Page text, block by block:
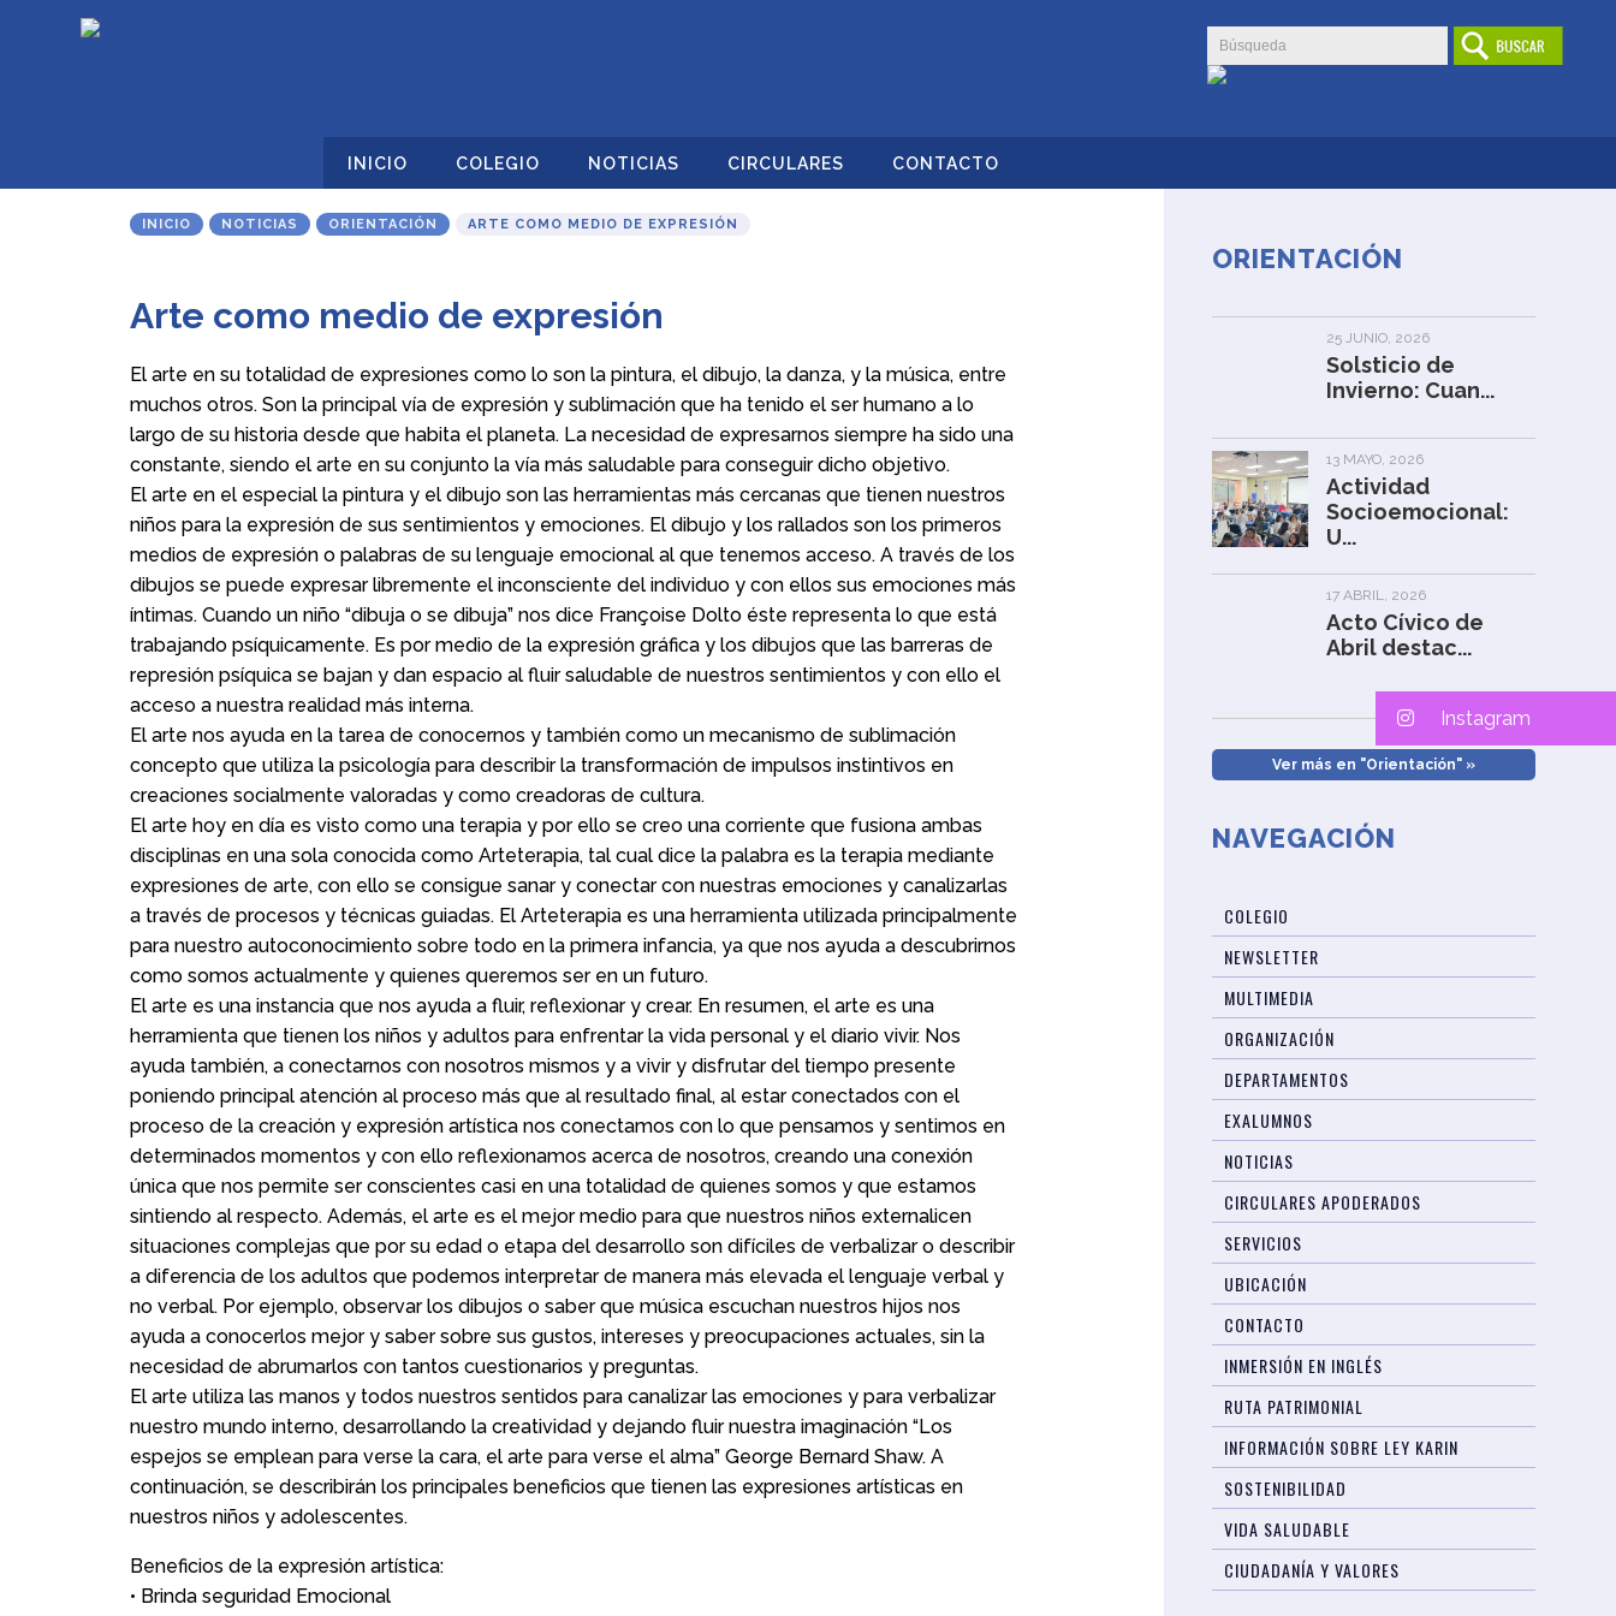
INICIO COLEGIO NOTICIAS CIRCULARES CONTACTO
INICIO NOTICIAS ORIENTACIÓN ARTE COMO MEDIO DE EXPRESIÓN
Arte como medio de expresión
El arte en su totalidad de expresiones como lo son la pintura, el dibujo, la danza, y la música, entre
muchos otros. Son la principal vía de expresión y sublimación que ha tenido el ser humano a lo
largo de su historia desde que habita el planeta. La necesidad de expresarnos siempre ha sido una
constante, siendo el arte en su conjunto la vía más saludable para conseguir dicho objetivo.
El arte en el especial la pintura y el dibujo son las herramientas más cercanas que tienen nuestros
niños para la expresión de sus sentimientos y emociones. El dibujo y los rallados son los primeros
medios de expresión o palabras de su lenguaje emocional al que tenemos acceso. A través de los
dibujos se puede expresar libremente el inconsciente del individuo y con ellos sus emociones más
íntimas. Cuando un niño “dibuja o se dibuja” nos dice Françoise Dolto éste representa lo que está
trabajando psíquicamente. Es por medio de la expresión gráfica y los dibujos que las barreras de
represión psíquica se bajan y dan espacio al fluir saludable de nuestros sentimientos y con ello el
acceso a nuestra realidad más interna.
El arte nos ayuda en la tarea de conocernos y también como un mecanismo de sublimación
concepto que utiliza la psicología para describir la transformación de impulsos instintivos en
creaciones socialmente valoradas y como creadoras de cultura.
El arte hoy en día es visto como una terapia y por ello se creo una corriente que fusiona ambas
disciplinas en una sola conocida como Arteterapia, tal cual dice la palabra es la terapia mediante
expresiones de arte, con ello se consigue sanar y conectar con nuestras emociones y canalizarlas
a través de procesos y técnicas guiadas. El Arteterapia es una herramienta utilizada principalmente
para nuestro autoconocimiento sobre todo en la primera infancia, ya que nos ayuda a descubrirnos
como somos actualmente y quienes queremos ser en un futuro.
El arte es una instancia que nos ayuda a fluir, reflexionar y crear. En resumen, el arte es una
herramienta que tienen los niños y adultos para enfrentar la vida personal y el diario vivir. Nos
ayuda también, a conectarnos con nosotros mismos y a vivir y disfrutar del tiempo presente
poniendo principal atención al proceso más que al resultado final, al estar conectados con el
proceso de la creación y expresión artística nos conectamos con lo que pensamos y sentimos en
determinados momentos y con ello reflexionamos acerca de nosotros, creando una conexión
única que nos permite ser conscientes casi en una totalidad de quienes somos y que estamos
sintiendo al respecto. Además, el arte es el mejor medio para que nuestros niños externalicen
situaciones complejas que por su edad o etapa del desarrollo son difíciles de verbalizar o describir
a diferencia de los adultos que podemos interpretar de manera más elevada el lenguaje verbal y
no verbal. Por ejemplo, observar los dibujos o saber que música escuchan nuestros hijos nos
ayuda a conocerlos mejor y saber sobre sus gustos, intereses y preocupaciones actuales, sin la
necesidad de abrumarlos con tantos cuestionarios y preguntas.
El arte utiliza las manos y todos nuestros sentidos para canalizar las emociones y para verbalizar
nuestro mundo interno, desarrollando la creatividad y dejando fluir nuestra imaginación “Los
espejos se emplean para verse la cara, el arte para verse el alma” George Bernard Shaw. A
continuación, se describirán los principales beneficios que tienen las expresiones artísticas en
nuestros niños y adolescentes.
Beneficios de la expresión artística:
• Brinda seguridad Emocional
ORIENTACIÓN
25 JUNIO, 2026
Solsticio de
Invierno: Cuan...
13 MAYO, 2026
Actividad
Socioemocional:
U...
17 ABRIL, 2026
Acto Cívico de
Abril destac...
Ver más en "Orientación" »
NAVEGACIÓN
COLEGIO
NEWSLETTER
MULTIMEDIA
ORGANIZACIÓN
DEPARTAMENTOS
EXALUMNOS
NOTICIAS
CIRCULARES APODERADOS
SERVICIOS
UBICACIÓN
CONTACTO
INMERSIÓN EN INGLÉS
RUTA PATRIMONIAL
INFORMACIÓN SOBRE LEY KARIN
SOSTENIBILIDAD
VIDA SALUDABLE
CIUDADANÍA Y VALORES
Instagram